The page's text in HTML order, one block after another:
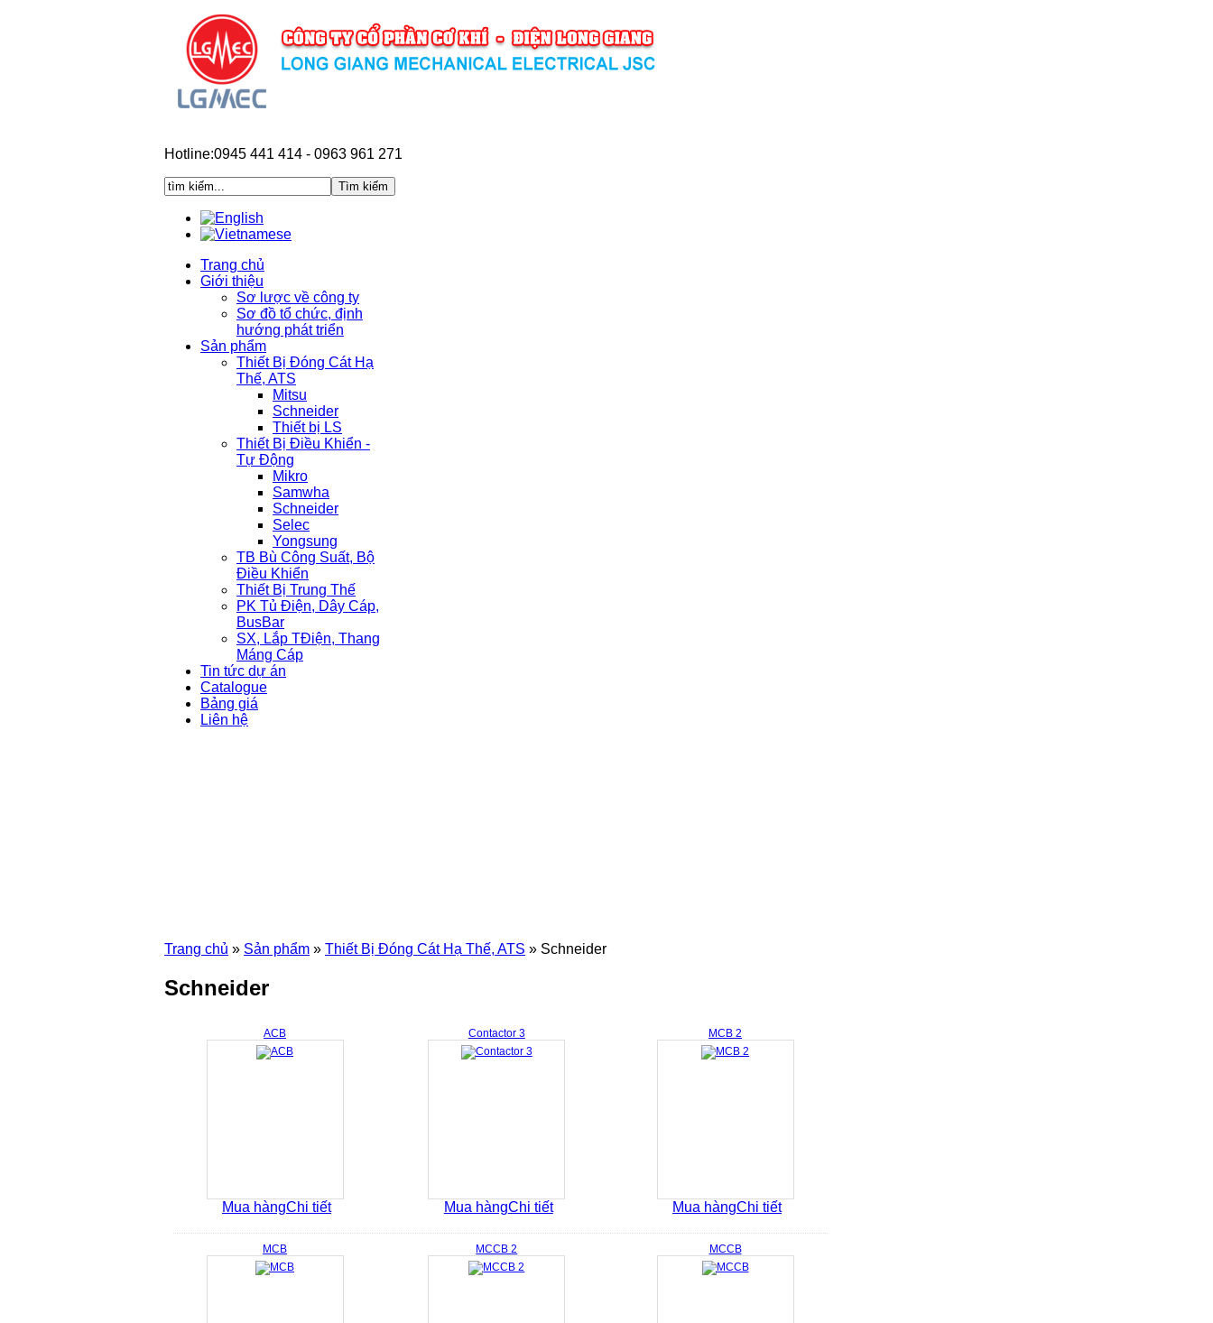
Hotline:0945 441 414 - 0963 961 271
Trang chủ
Giới thiệu
Sơ lược về công ty
Sơ đồ tổ chức, định
hướng phát triển
Sản phẩm
Thiết Bị Đóng Cát Hạ
Thế, ATS
Mitsu
Schneider
Thiết bị LS
Thiết Bị Điều Khiển -
Tự Động
Mikro
Samwha
Schneider
Selec
Yongsung
TB Bù Công Suất, Bộ
Điều Khiển
Thiết Bị Trung Thế
PK Tủ Điện, Dây Cáp,
BusBar
SX, Lắp TĐiện, Thang
Máng Cáp
Tin tức dự án
Catalogue
Bảng giá
Liên hệ
Trang chủ » Sản phẩm » Thiết Bị Đóng Cát Hạ Thế, ATS » Schneider
Schneider
ACB
Mua hàngChi tiết
Contactor 3
Mua hàngChi tiết
MCB 2
Mua hàngChi tiết
MCB MCCB 2 MCCB